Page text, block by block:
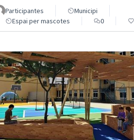
Participantes
Municipi
Espai per mascotes
0